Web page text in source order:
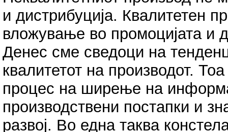
и дистрибуција. Квалитетен
вложување во промоцијата и
Денес сме сведоци на
квалитетот на производот.
процес на ширење на
производствени постапки и
развој. Во една таква